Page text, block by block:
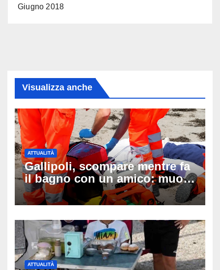
Giugno 2018
Visualizza anche
ATTUALITÀ
Gallipoli, scompare mentre fa
il bagno con un amico: muore
a 19 anni dopo 45 minuti di
disperati tentativi di
ATTUALITÀ